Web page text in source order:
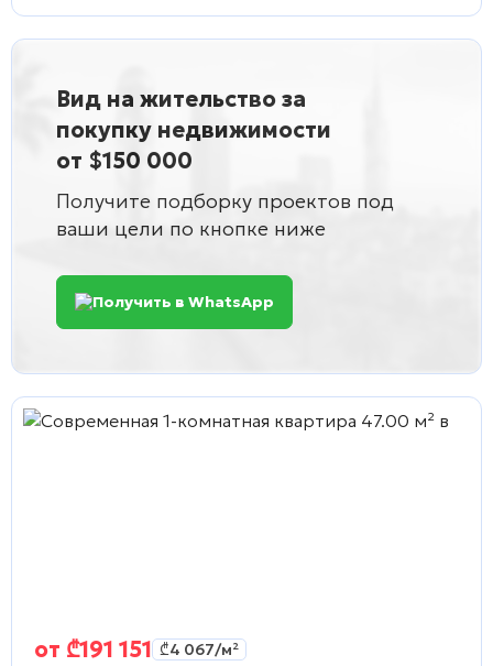
Вид на жительство за
покупку недвижимости
от $150 000
Получите подборку проектов под
ваши цели по кнопке ниже
Получить в WhatsApp
от ₾191 151 ₾4 067/м²